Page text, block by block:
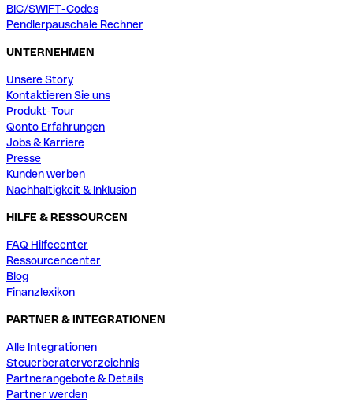
BIC/SWIFT-Codes
Pendlerpauschale Rechner
UNTERNEHMEN
Unsere Story
Kontaktieren Sie uns
Produkt-Tour
Qonto Erfahrungen
Jobs & Karriere
Presse
Kunden werben
Nachhaltigkeit & Inklusion
HILFE & RESSOURCEN
FAQ Hilfecenter
Ressourcencenter
Blog
Finanzlexikon
PARTNER & INTEGRATIONEN
Alle Integrationen
Steuerberaterverzeichnis
Partnerangebote & Details
Partner werden